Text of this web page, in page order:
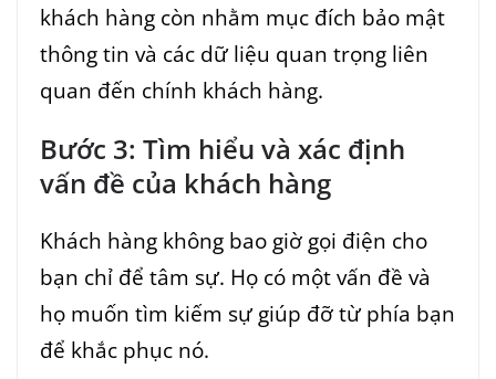
khách hàng còn nhằm mục đích bảo mật
thông tin và các dữ liệu quan trọng liên
quan đến chính khách hàng.
Bước 3: Tìm hiểu và xác định
vấn đề của khách hàng
Khách hàng không bao giờ gọi điện cho
bạn chỉ để tâm sự. Họ có một vấn đề và
họ muốn tìm kiếm sự giúp đỡ từ phía bạn
để khắc phục nó.